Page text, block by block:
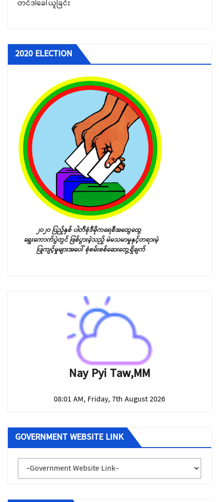
2020 ELECTION
၂၀၂၀ ပြည့်နှစ် ပါတီစုံဒီမိုကရေစီအထွေထွေ
ရွေးကောက်ပွဲတွင် ဖြစ်ပွားခဲ့သည့် မဲမသမာမှုနှင့်တရားမဲ့
ပြုကျင့်မှုများအပေါ် စုံစမ်းစစ်ဆေးတွေ့ရှိချက်
Nay Pyi Taw,MM
08:01 AM, Friday, 7th August 2026
GOVERNMENT WEBSITE LINK